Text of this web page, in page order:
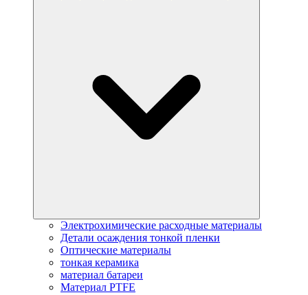
Электрохимические расходные материалы
Детали осаждения тонкой пленки
Оптические материалы
тонкая керамика
материал батареи
Материал PTFE